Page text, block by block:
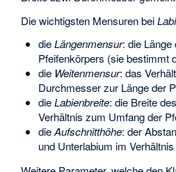
Die wichtigsten Mensuren bei
dieLängenmensur: die Länge
Pfeifenkörpers (sie bestimmt
die Weitenmensur: das
Durchmesser zur Länge der
dieLabienbreite: die Breite
Verhältnis zum Umfang der
dieAufschnitthöhe: der
und Unterlabium im